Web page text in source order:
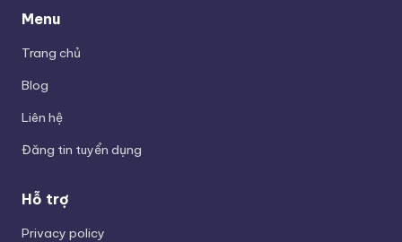
Menu
Trang chủ
Blog
Liên hệ
Đăng tin tuyển dụng
Hỗ trợ
Privacy policy